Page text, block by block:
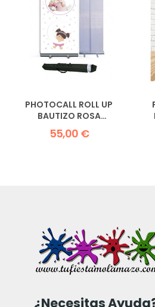
PHOTOCALL ROLL UP
BAUTIZO ROSA
PERSONALIZADO
55,00 €
¿Necesitas